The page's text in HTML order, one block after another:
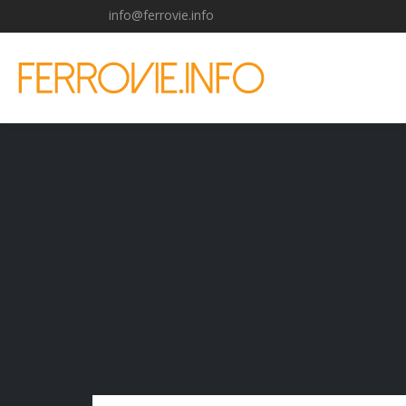
info@ferrovie.info